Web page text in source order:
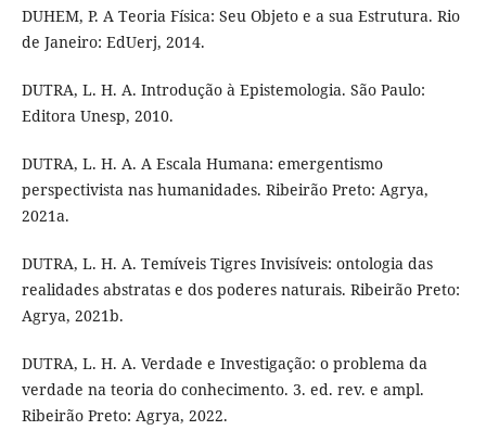
DUHEM, P. A Teoria Física: Seu Objeto e a sua Estrutura. Rio
de Janeiro: EdUerj, 2014.
DUTRA, L. H. A. Introdução à Epistemologia. São Paulo:
Editora Unesp, 2010.
DUTRA, L. H. A. A Escala Humana: emergentismo
perspectivista nas humanidades. Ribeirão Preto: Agrya,
2021a.
DUTRA, L. H. A. Temíveis Tigres Invisíveis: ontologia das
realidades abstratas e dos poderes naturais. Ribeirão Preto:
Agrya, 2021b.
DUTRA, L. H. A. Verdade e Investigação: o problema da
verdade na teoria do conhecimento. 3. ed. rev. e ampl.
Ribeirão Preto: Agrya, 2022.